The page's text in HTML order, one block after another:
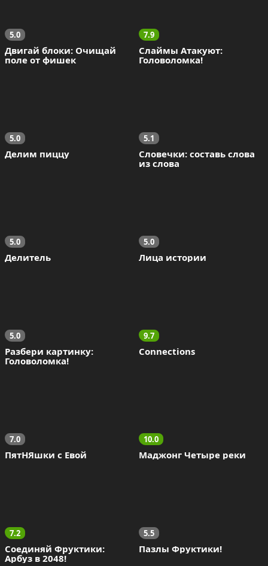
5.0
Двигай блоки: Очищай
поле от фишек
7.9
Слаймы Атакуют:
Головоломка!
5.0
Делим пиццу
5.1
Словечки: составь слова
из слова
5.0
Делитель
5.0
Лица истории
5.0
Разбери картинку:
Головоломка!
9.7
Connections
7.0
ПятНЯшки с Евой
10.0
Маджонг Четыре реки
7.2
Соединяй Фруктики:
Арбуз в 2048!
5.5
Пазлы Фруктики!